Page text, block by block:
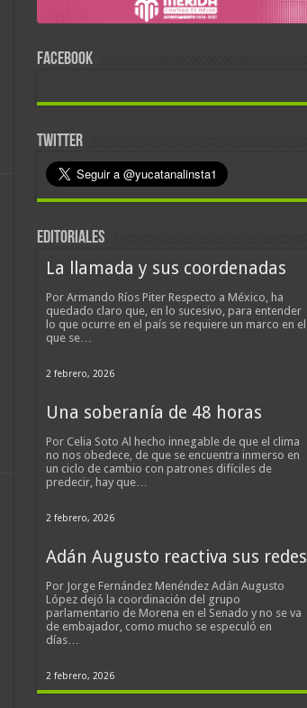
FACEBOOK
TWITTER
EDITORIALES
La llamada y sus coordenadas
Por Armando Ríos Piter Respecto a México, ha
quedado claro que, en lo sucesivo, para entender
lo que ocurre en el país se requiere un marco en el
que se…
2 febrero, 2026
Una soberanía de 48 horas
Por Celia Soto Al hecho innegable de que el clima
no nos obedece, de que se encuentra inmerso en
un ciclo de cambio con patrones difíciles de
predecir, hay que…
2 febrero, 2026
Adán Augusto reactiva sus redes
Por Jorge Fernández Menéndez Adán Augusto
López dejó la coordinación del grupo
parlamentario de Morena en el Senado y no se va
de embajador, como mucho se especuló en
días…
2 febrero, 2026